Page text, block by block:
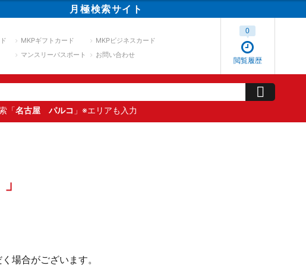
月極検索サイト
MKPギフトカード
MKPビジネスカード
マンスリーパスポート お問い合わせ
閲覧履歴
0
「名古屋 パルコ 」※エリアも入力
場合がございます。